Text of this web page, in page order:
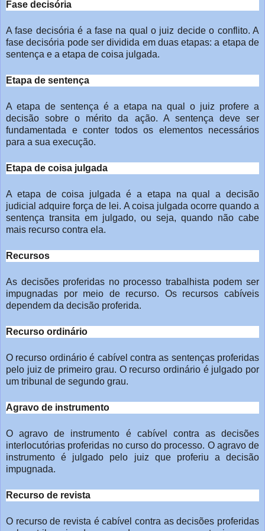
Fase decisória
A fase decisória é a fase na qual o juiz decide o conflito. A
fase decisória pode ser dividida em duas etapas: a etapa de
sentença e a etapa de coisa julgada.
Etapa de sentença
A etapa de sentença é a etapa na qual o juiz profere a
decisãosobre o mérito da ação. A sentença deve ser
fundamentada e conter todos os elementos necessários
para a sua execução.
Etapa de coisa julgada
A etapa de coisa julgada é a etapa na qual a decisão
judicialadquire força de lei. A coisa julgada ocorre quando a
sentença transita em julgado, ou seja, quando não cabe
mais recurso contra ela.
Recursos
As decisões proferidas no processo trabalhista podem ser
impugnadas por meio de recurso. Os recursos cabíveis
dependem da decisão proferida.
Recurso ordinário
O recurso ordinário é cabível contra as sentenças proferidas
pelo juiz de primeiro grau. O recurso ordinário é julgado por
um tribunal de segundo grau.
Agravo de instrumento
O agravo de instrumento é cabível contra as decisões
interlocutórias proferidas no curso do processo. O agravo de
instrumento é julgado pelo juiz que proferiu a decisão
impugnada.
Recurso de revista
O recurso de revista é cabível contra as decisões proferidas